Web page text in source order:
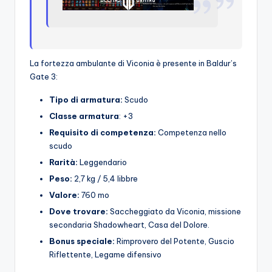
La fortezza ambulante di Viconia è presente in Baldur’s
Gate 3:
Tipo di armatura: Scudo
Classe armatura: +3
Requisito di competenza: Competenza nello
scudo
Rarità: Leggendario
Peso: 2,7 kg / 5,4 libbre
Valore: 760 mo
Dove trovare: Saccheggiato da Viconia, missione
secondaria Shadowheart, Casa del Dolore.
Bonus speciale: Rimprovero del Potente, Guscio
Riflettente, Legame difensivo